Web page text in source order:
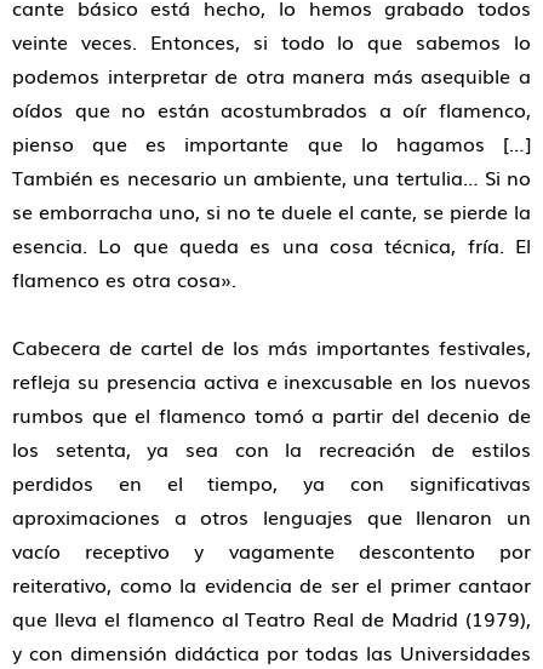
cante básico está hecho, lo hemos grabado todos
veinte veces. Entonces, si todo lo que sabemos lo
podemos interpretar de otra manera más asequible a
oídos que no están acostumbrados a oír flamenco,
pienso que es importante que lo hagamos […]
También es necesario un ambiente, una tertulia… Si no
se emborracha uno, si no te duele el cante, se pierde la
esencia. Lo que queda es una cosa técnica, fría. El
flamenco es otra cosa».
Cabecera de cartel de los más importantes festivales,
refleja su presencia activa e inexcusable en los nuevos
rumbos que el flamenco tomó a partir del decenio de
los setenta, ya sea con la recreación de estilos
perdidos en el tiempo, ya con significativas
aproximaciones a otros lenguajes que llenaron un
vacío receptivo y vagamente descontento por
reiterativo, como la evidencia de ser el primer cantaor
que lleva el flamenco al Teatro Real de Madrid (1979),
y con dimensión didáctica por todas las Universidades